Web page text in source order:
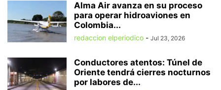
Alma Air avanza en su proceso
para operar hidroaviones en
Colombia...
redaccion elperiodico - Jul 23, 2026
Conductores atentos: Túnel de
Oriente tendrá cierres nocturnos
por labores de...